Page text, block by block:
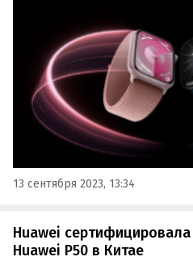
памяти и уникальную
13 сентября 2023, 13:34
Huawei
Huawei P50 в Китае